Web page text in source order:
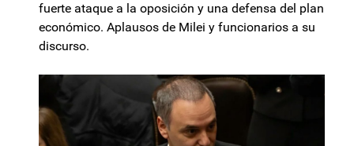
fuerte ataque a la oposición y una defensa del plan
económico. Aplausos de Milei y funcionarios a su
discurso.